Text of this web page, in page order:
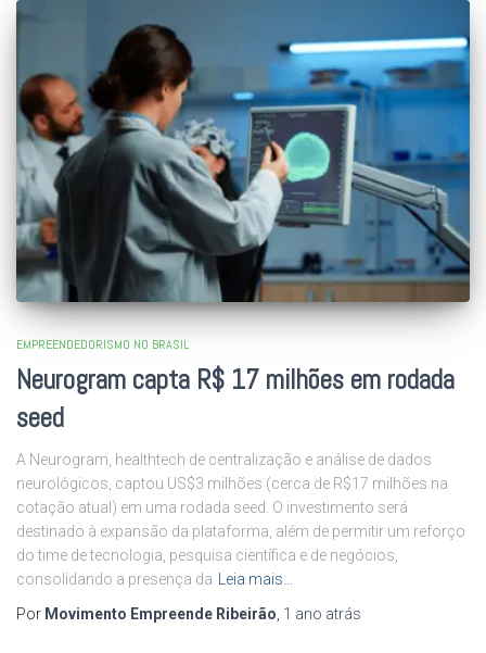
EMPREENDEDORISMO NO BRASIL
Neurogram capta R$ 17 milhões em rodada
seed
A Neurogram, healthtech de centralização e análise de dados
neurológicos, captou US$3 milhões (cerca de R$17 milhões na
cotação atual) em uma rodada seed. O investimento será
destinado à expansão da plataforma, além de permitir um reforço
do time de tecnologia, pesquisa científica e de negócios,
consolidando a presença da Leia mais…
Por Movimento Empreende Ribeirão, 1 ano atrás